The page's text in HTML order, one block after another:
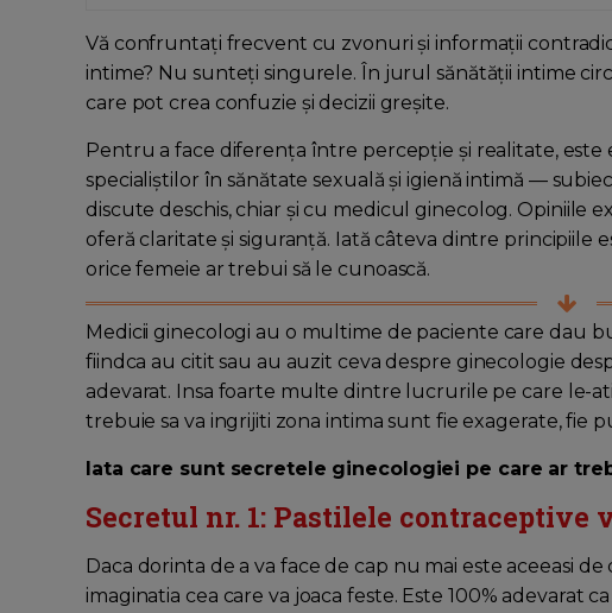
Vă confruntați frecvent cu zvonuri și informații
intime? Nu sunteți singurele. În jurul sănătății intime
care pot crea confuzie și decizii greșite.
Pentru a face diferența între percepție și realitate, este
specialiștilor în sănătate sexuală și igienă intimă —
discute deschis, chiar și cu medicul ginecolog. Opiniile
oferă claritate și siguranță. Iată câteva dintre principiile
orice femeie ar trebui să le cunoască.
Medicii ginecologi au o multime de paciente care dau
fiindca au citit sau au auzit ceva despre ginecologie
adevarat. Insa foarte multe dintre lucrurile pe care le-
trebuie sa va ingrijiti zona intima sunt fie exagerate, fie
Iata care sunt secretele ginecologiei pe care ar
Secretul nr. 1: Pastilele contraceptive
Daca dorinta de a va face de cap nu mai este aceeasi
imaginatia cea care va joaca feste. Este 100%